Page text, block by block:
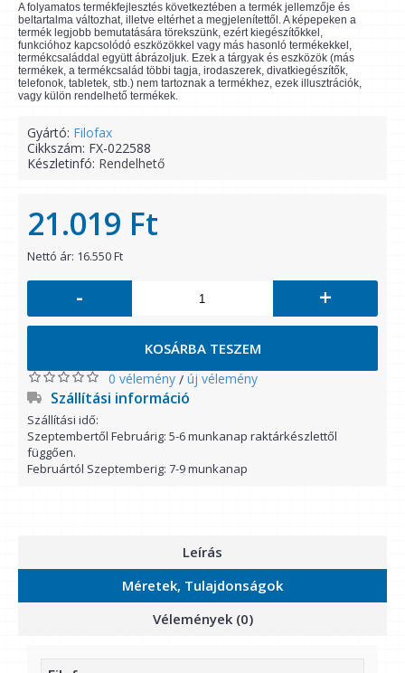
A folyamatos termékfejlesztés következtében a termék jellemzője és
beltartalma változhat, illetve eltérhet a megjelenítettől. A képepeken a
termék legjobb bemutatására törekszünk, ezért kiegészítőkkel,
funkcióhoz kapcsolódó eszközökkel vagy más hasonló termékekkel,
termékcsaláddal együtt ábrázoljuk. Ezek a tárgyak és eszközök (más
termékek, a termékcsalád többi tagja, irodaszerek, divatkiegészítők,
telefonok, tabletek, stb.) nem tartoznak a termékhez, ezek illusztrációk,
vagy külön rendelhető termékek.
Gyártó: Filofax
Cikkszám: FX-022588
Készletinfó: Rendelhető
21.019 Ft
Nettó ár: 16.550 Ft
- +
KOSÁRBA TESZEM
0 vélemény / új vélemény
Szállítási információ
Szállítási idő:
Szeptembertől Februárig: 5-6 munkanap raktárkészlettől
függően.
Februártól Szeptemberig: 7-9 munkanap
Leírás
Méretek, Tulajdonságok
Vélemények (0)